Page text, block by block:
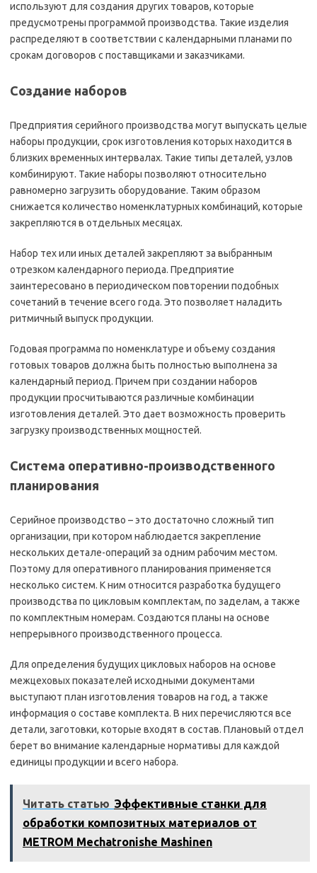
используют для создания других товаров, которые
предусмотрены программой производства. Такие изделия
распределяют в соответствии с календарными планами по
срокам договоров с поставщиками и заказчиками.
Создание наборов
Предприятия серийного производства могут выпускать целые
наборы продукции, срок изготовления которых находится в
близких временных интервалах. Такие типы деталей, узлов
комбинируют. Такие наборы позволяют относительно
равномерно загрузить оборудование. Таким образом
снижается количество номенклатурных комбинаций, которые
закрепляются в отдельных месяцах.
Набор тех или иных деталей закрепляют за выбранным
отрезком календарного периода. Предприятие
заинтересовано в периодическом повторении подобных
сочетаний в течение всего года. Это позволяет наладить
ритмичный выпуск продукции.
Годовая программа по номенклатуре и объему создания
готовых товаров должна быть полностью выполнена за
календарный период. Причем при создании наборов
продукции просчитываются различные комбинации
изготовления деталей. Это дает возможность проверить
загрузку производственных мощностей.
Система оперативно-производственного
планирования
Серийное производство – это достаточно сложный тип
организации, при котором наблюдается закрепление
нескольких детале-операций за одним рабочим местом.
Поэтому для оперативного планирования применяется
несколько систем. К ним относится разработка будущего
производства по цикловым комплектам, по заделам, а также
по комплектным номерам. Создаются планы на основе
непрерывного производственного процесса.
Для определения будущих цикловых наборов на основе
межцеховых показателей исходными документами
выступают план изготовления товаров на год, а также
информация о составе комплекта. В них перечисляются все
детали, заготовки, которые входят в состав. Плановый отдел
берет во внимание календарные нормативы для каждой
единицы продукции и всего набора.
Читать статью Эффективные станки для
обработки композитных материалов от
METROM Mechatronishe Mashinen